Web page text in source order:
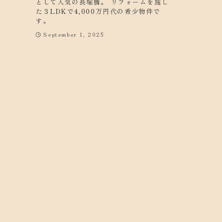
た３LDKで4,000万円代の希少物件で
す。
September 1, 2025